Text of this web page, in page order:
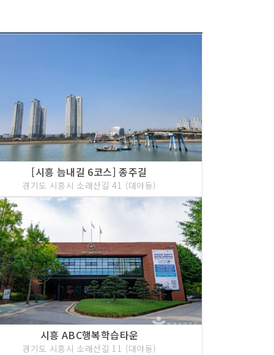
[시흥 늠내길 6코스] 종주길
경기도 시흥시 소래산길 41 (대야동)
시흥 ABC행복학습타운
경기도 시흥시 소래산길 11 (대야동)